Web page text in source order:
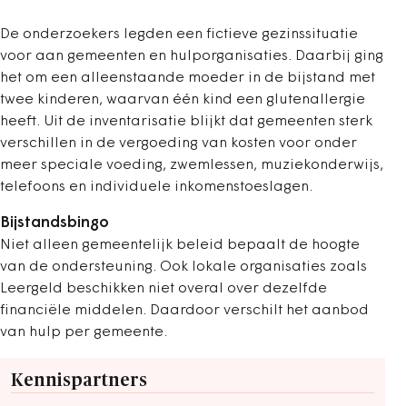
De onderzoekers legden een fictieve gezinssituatie
voor aan gemeenten en hulporganisaties. Daarbij ging
het om een alleenstaande moeder in de bijstand met
twee kinderen, waarvan één kind een glutenallergie
heeft. Uit de inventarisatie blijkt dat gemeenten sterk
verschillen in de vergoeding van kosten voor onder
meer speciale voeding, zwemlessen, muziekonderwijs,
telefoons en individuele inkomenstoeslagen.
Bijstandsbingo
Niet alleen gemeentelijk beleid bepaalt de hoogte
van de ondersteuning. Ook lokale organisaties zoals
Leergeld beschikken niet overal over dezelfde
financiële middelen. Daardoor verschilt het aanbod
van hulp per gemeente.
Kennispartners